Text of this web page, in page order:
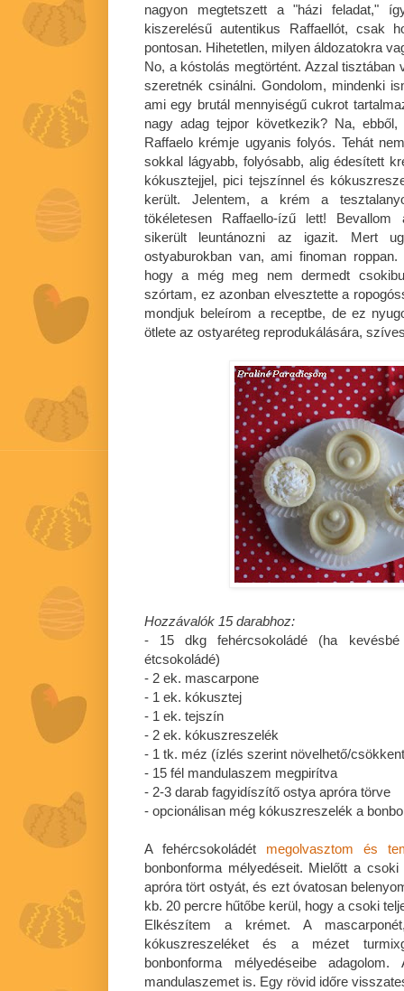
nagyon megtetszett a "házi feladat,"
kiszerelésű autentikus Raffaellót, csak
pontosan. Hihetetlen, milyen áldozatokra
No, a kóstolás megtörtént. Azzal
szeretnék csinálni. Gondolom, mindenki
ami egy brutál mennyiségű cukrot
nagy adag tejpor következik? Na,
Raffaelo krémje ugyanis folyós. Tehát
sokkal lágyabb, folyósabb, alig édesített
kókusztejjel, pici tejszínnel és
került. Jelentem, a krém a
tökéletesen Raffaello-ízű lett! Bevallom
sikerült leuntánozni az igazit. Mert
ostyaburokban van, ami finoman
hogy a még meg nem dermedt
szórtam, ez azonban elvesztette a
mondjuk beleírom a receptbe, de ez
ötlete az ostyaréteg reprodukálására,
Hozzávalók 15 darabhoz:
- 15 dkg fehércsokoládé (ha
étcsokoládé)
- 2 ek. mascarpone
- 1 ek. kókusztej
- 1 ek. tejszín
- 2 ek. kókuszreszelék
- 1 tk. méz (ízlés szerint növelhető/
- 15 fél mandulaszem megpirítva
- 2-3 darab fagyidíszítő ostya apróra törve
- opcionálisan még kókuszreszelék a
A fehércsokoládét megolvasztom és
bonbonforma mélyedéseit. Mielőtt a
apróra tört ostyát, és ezt óvatosan
kb. 20 percre hűtőbe kerül, hogy a csoki
Elkészítem a krémet. A
kókuszreszeléket és a mézet
bonbonforma mélyedéseibe
mandulaszemet is. Egy rövid időre